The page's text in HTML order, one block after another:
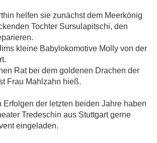
helfen sie zunächst dem Meerkönig
Tochter Sursulapitschi, den
kleine Babylokomotive Molly von der
Rat bei dem goldenen Drachen der
Frau Mahlzahn hieß.
Erfolgen der letzten beiden Jahre haben
Tredeschin aus Stuttgart gerne
eingeladen.